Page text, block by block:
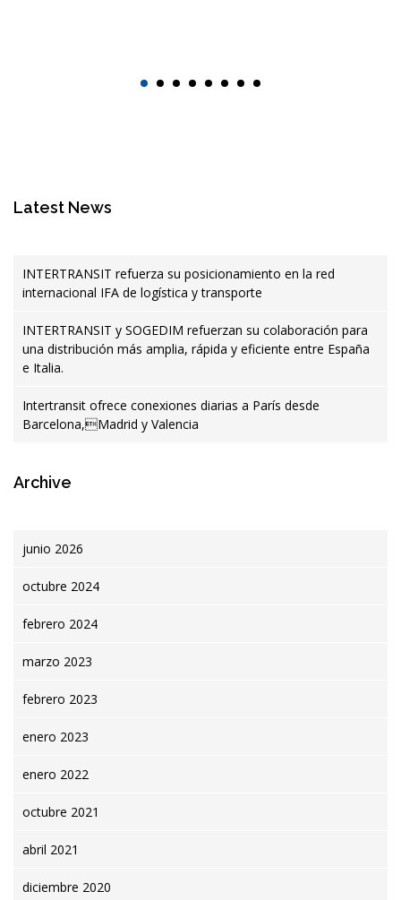
Latest News
INTERTRANSIT refuerza su posicionamiento en la red
internacional IFA de logística y transporte
INTERTRANSIT y SOGEDIM refuerzan su colaboración para
una distribución más amplia, rápida y eficiente entre España
e Italia.
Intertransit ofrece conexiones diarias a París desde
Barcelona,Madrid y Valencia
Archive
junio 2026
octubre 2024
febrero 2024
marzo 2023
febrero 2023
enero 2023
enero 2022
octubre 2021
abril 2021
diciembre 2020